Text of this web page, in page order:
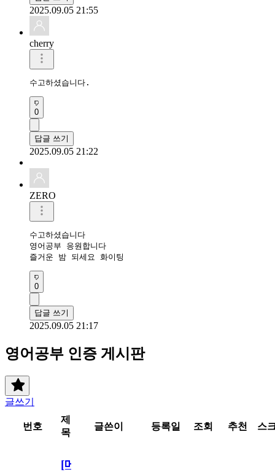
2025.09.05 21:55
cherry
수고하셨습니다.
0
답글 쓰기
2025.09.05 21:22
ZERO
수고하셨습니다
영어공부 응원합니다
즐거운 밤 되세요 화이팅
0
답글 쓰기
2025.09.05 21:17
영어공부 인증 게시판
글쓰기
번호
제
목
글쓴이 등록일 조회 추천 스
[메